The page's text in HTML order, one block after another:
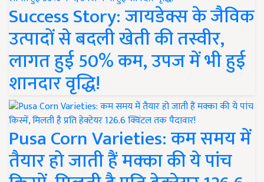
Success Story: जायडेक्स के जैविक
उत्पादों से बदली खेती की तस्वीर,
लागत हुई 50% कम, उपज में भी हुई
शानदार वृद्धि!
Pusa Corn Varieties: कम समय में
तैयार हो जाती हैं मक्का की ये पांच